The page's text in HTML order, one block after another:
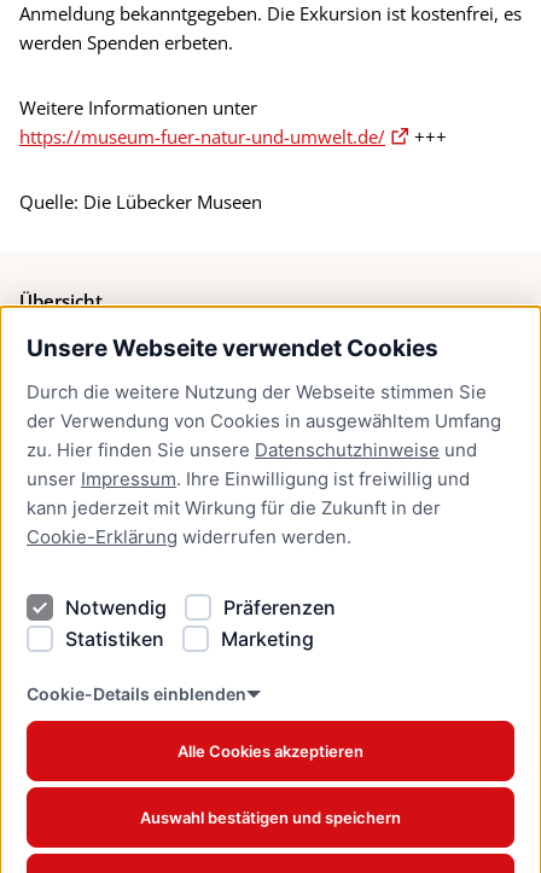
Unsere Webseite verwendet Cookies
Durch die weitere Nutzung der Webseite stimmen Sie
der Verwendung von Cookies in ausgewähltem Umfang
zu. Hier finden Sie unsere Datenschutzhinweise und
unser Impressum. Ihre Einwilligung ist freiwillig und
kann jederzeit mit Wirkung für die Zukunft in der
Cookie-Erklärung widerrufen werden.
Notwendig
Präferenzen
Statistiken
Marketing
Cookie-Details einblenden
Alle Cookies akzeptieren
Auswahl bestätigen und speichern
Anmeldung bekanntgegeben. Die Exkursion ist kostenfrei, es
werden Spenden erbeten.
Weitere Informationen unter
https://museum-fuer-natur-und-umwelt.de/
+++
Quelle: Die Lübecker Museen
Übersicht
Bürgerservice
Presse
Newsletter Lübeck:kompakt
Kontakt
Kontakt
Datenschutzhinweise
Barrierefreiheit
Cookie Erklärung
www.luebeck.de